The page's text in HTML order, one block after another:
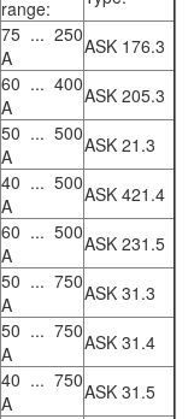
range:
75 ... 250
A
ASK 176.3
60 ... 400
A
ASK 205.3
50 ... 500
A
ASK 21.3
40 ... 500
A
ASK 421.4
60 ... 500
A
ASK 231.5
50 ... 750
A
ASK 31.3
50 ... 750
A
ASK 31.4
40 ... 750
A
ASK 31.5